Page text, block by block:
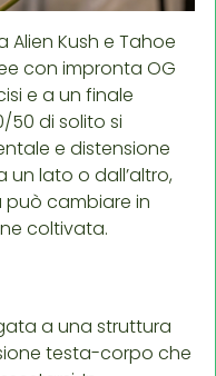
Alien Kush e Tahoe
con impronta OG
e a un finale
50 di solito si
e distensione
un lato o dall’altro,
può cambiare in
coltivata.
a una struttura
testa-corpo che